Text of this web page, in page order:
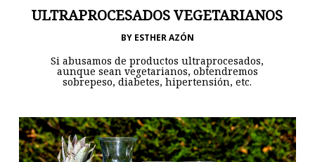
ULTRAPROCESADOS VEGETARIANOS
BY ESTHER AZÓN
Si abusamos de productos ultraprocesados,
aunque sean vegetarianos, obtendremos
sobrepeso, diabetes, hipertensión, etc.